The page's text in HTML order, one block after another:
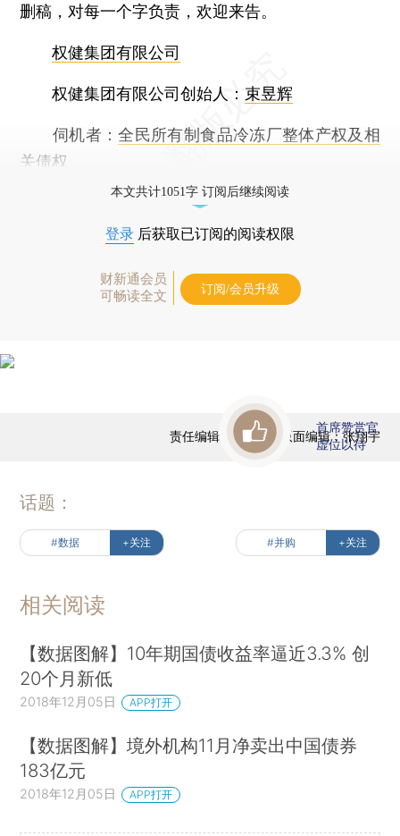
删稿，对每一个字负责，欢迎来告。
权健集团有限公司
权健集团有限公司创始人： 束昱辉
伺机者：全民所有制食品冷冻厂整体产权及相
关债权
本文共计1051字 订阅后继续阅读
登录 后获取已订阅的阅读权限
财新通会员
可畅读全文
订阅/会员升级
责任编辑：任蕙兰 | 版面编辑：张翔宇
首席赞赏官
虚位以待
话题：
#数据 +关注 #并购 +关注
相关阅读
【数据图解】10年期国债收益率逼近3.3% 创
20个月新低
2018年12月05日 APP打开
【数据图解】境外机构11月净卖出中国债券
183亿元
2018年12月05日 APP打开